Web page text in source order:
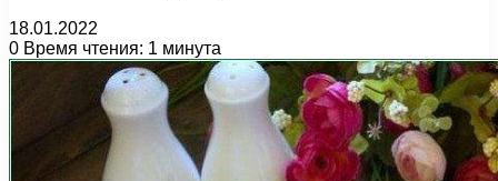
18.01.2022
0 Время чтения: 1 минута